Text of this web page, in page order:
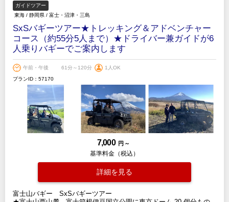
ガイドツアー
東海 / 静岡県 / 富士・沼津・三島
SxSバギーツアー★トレッキング＆アドベンチャー
コース（約55分5人まで）★ドライバー兼ガイドが6
人乗りバギーでご案内します
午前・午後 61分～120分
1人OK
プランID：57170
7,000 円 ～
基準料金（税込）
詳細を見る
富士山バギー SxSバギーツアー